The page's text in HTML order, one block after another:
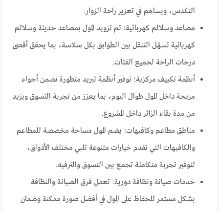
التكدس، ويساهم في تعزيز راحة الزوار.
مصاعد وسلالم كهربائية: تم تزويد المول بمصاعد حديثة وسلالم
كهربائية تسهّل التنقل بين الطوابق بكل سلاسة، بما يحقق أقصى
درجات الراحة لجميع الفئات.
أنظمة تكييف مركزية: توفير أنظمة تبريد متطورة تضمن أجواء
مريحة داخل المول طوال اليوم، بما يعزز من تجربة التسوق ويزيد
من مدة بقاء الزائر داخل المشروع.
مناطق مطاعم وكافيهات: يضم المول مساحة مخصصة للمطاعم
والكافيهات التي تقدم خيارات متنوعة تلبي مختلف الأذواق،
لتوفير تجربة متكاملة تجمع بين التسوق والترفيه.
خدمات صيانة ونظافة دورية: تعمل فرق الصيانة والنظافة
بشكل مستمر للحفاظ على المول في أفضل صورة ممكنة وضمان